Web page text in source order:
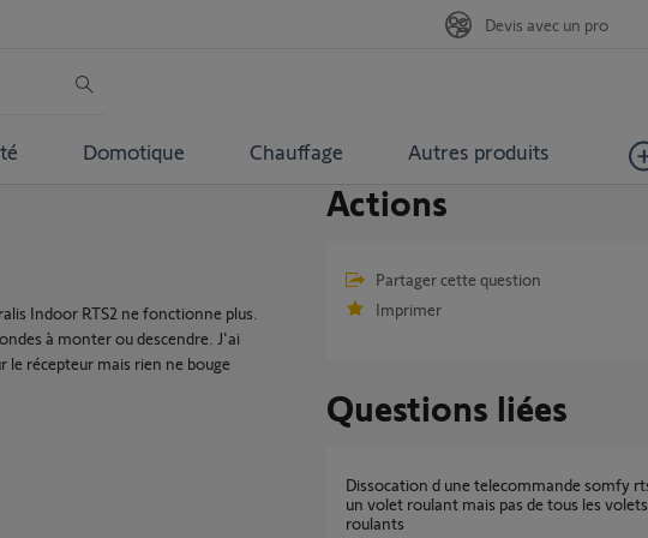
Domotique Chauffage Autres produits
Devis avec un pro
Indoor RTS2 ne fonctionne plus.
à monter ou descendre. J'ai
récepteur mais rien ne bouge
Actions
Partager cette question
Imprimer
Questions liées
dissocation d une telecommande somfy rts d
un volet roulant mais pas de tous les volets
roulants